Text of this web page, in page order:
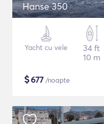
Hanse 350
Yacht cu vele
34 ft
10 m
$677 /noapte